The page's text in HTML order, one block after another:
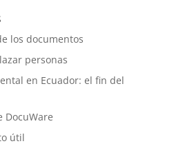
los documentos
personas
en Ecuador: el fin del
DocuWare
útil